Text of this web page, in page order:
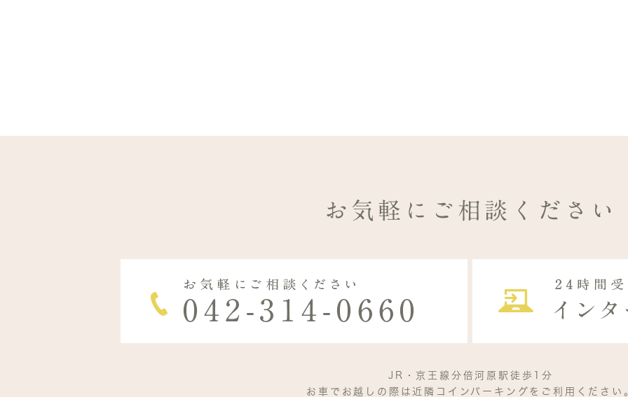
お気軽にご相談ください
JR・京王線分倍河原駅徒歩1分
お車でお越しの際は近隣コインパーキングをご利用ください